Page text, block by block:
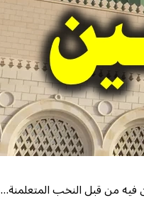
من قبل النخب المتعلمنة…